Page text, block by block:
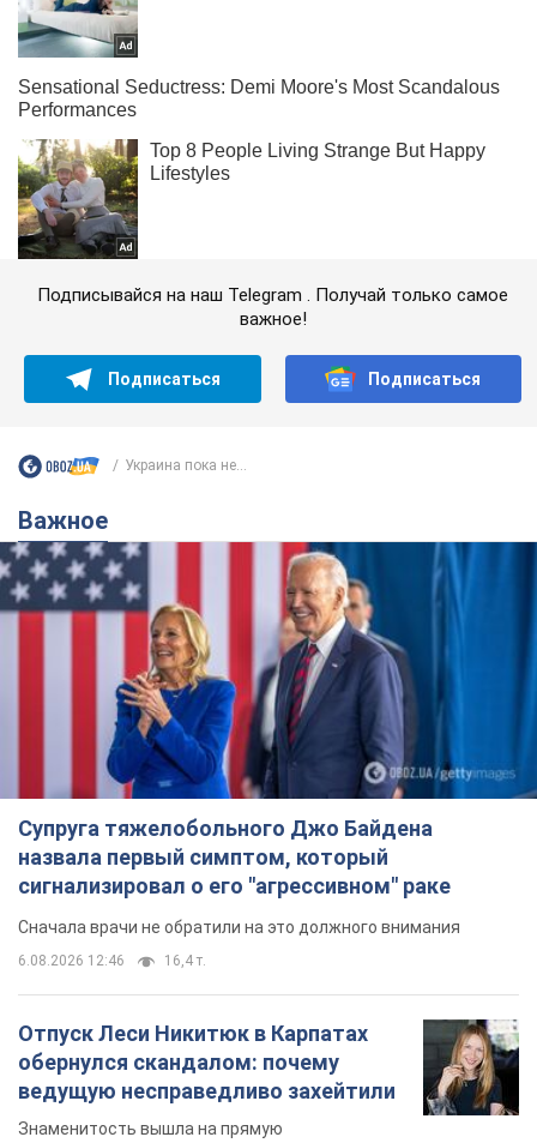
Подписывайся на наш Telegram . Получай только самое
важное!
Подписаться Подписаться
Украина пока не...
Важное
Супруга тяжелобольного Джо Байдена
назвала первый симптом, который
сигнализировал о его "агрессивном" раке
Сначала врачи не обратили на это должного внимания
6.08.2026 12:46 16,4 т.
Отпуск Леси Никитюк в Карпатах
обернулся скандалом: почему
ведущую несправедливо захейтили
Знаменитость вышла на прямую